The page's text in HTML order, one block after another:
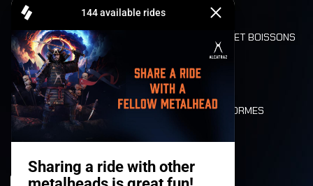
CASHLESS
ALIMENTATION ET BOISSONS
LONE WOLVES
PLAN
DEATH RIDE
VALEURS ET NORMES
HISTOIRE